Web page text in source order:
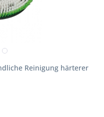
Reinigung härterer